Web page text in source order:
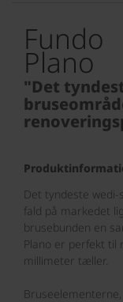
Fundo
Plano
"Det
Det tyndeste
fald på markedet
brusebunden en
Plano er perfekt til
millimeter tæller.